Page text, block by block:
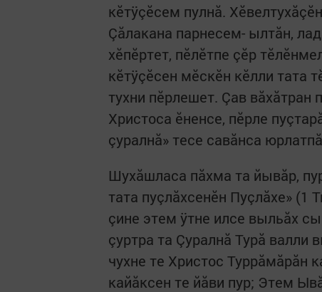
кĕтÿçĕсем пулнă.
Çăлакана парнесем- ылтăн,
хĕпĕртет, пĕлĕтпе çĕр
кĕтÿçĕсен мĕскĕн кĕлли тата
тухни пĕрлешет. Çав вăхăтран
Христоса ĕненсе, пĕрле
çуралнă» тесе савăнса
Шухăшласа пăхма та йывăр,
тата пуçлăхсенĕн Пуçлăхе» (1
çине этем ÿтне илсе выльăх
çуртра та Çуралнă Турă валли
чухне те Христос Туррăмăрăн
кайăксен те йăви пур; Этем